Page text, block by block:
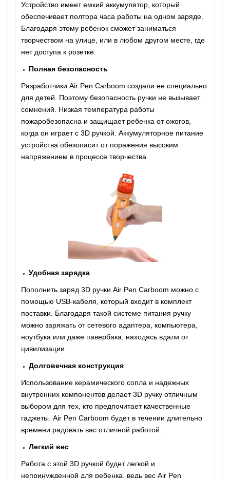
Устройство имеет емкий аккумулятор, который
обеспечивает полтора часа работы на одном заряде.
Благодаря этому ребенок сможет заниматься
творчеством на улице, или в любом другом месте, где
нет доступа к розетке.
Полная безопасность
Разработчики Air Pen Сarboom создали ее специально
для детей. Поэтому безопасность ручки не вызывает
сомнений. Низкая температура работы
пожаробезопасна и защищает ребенка от ожогов,
когда он играет с 3D ручкой. Аккумуляторное питание
устройства обезопасит от поражения высоким
напряжением в процессе творчества.
Удобная зарядка
Пополнить заряд 3D ручки Air Pen Сarboom можно с
помощью USB-кабеля, который входит в комплект
поставки. Благодаря такой системе питания ручку
можно заряжать от сетевого адаптера, компьютера,
ноутбука или даже павербака, находясь вдали от
цивилизации.
Долговечная конструкция
Использование керамического сопла и надежных
внутренних компонентов делает 3D ручку отличным
выбором для тех, кто предпочитает качественные
гаджеты. Air Pen Сarboom будет в течении длительно
времени радовать вас отличной работой.
Легкий вес
Работа с этой 3D ручкой будет легкой и
непринужденной для ребенка, ведь вес Air Pen